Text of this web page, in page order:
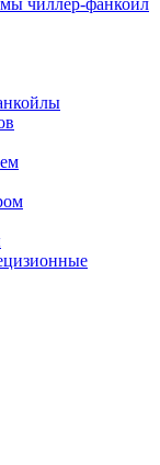
чиллер-фанкойл